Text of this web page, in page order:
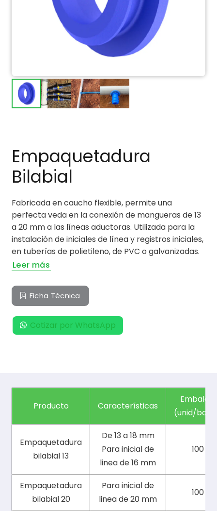
Empaquetadura
Bilabial
Fabricada en caucho flexible, permite una
perfecta veda en la conexión de mangueras de 13
a 20 mm a las líneas aductoras. Utilizada para la
instalación de iniciales de línea y registros iniciales,
en tuberías de polietileno, de PVC o galvanizadas.
Leer más
Ficha Técnica
Cotizar por WhatsApp
Producto Características
Embalaje
(unid/
Empaquetadura
bilabial 13
De 13 a 18 mm
Para inicial de
linea de 16 mm
100
Empaquetadura
bilabial 20
Para inicial de
linea de 20 mm
100